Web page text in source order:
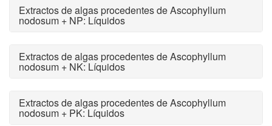
Extractos de algas procedentes de Ascophyllum
nodosum + NP: Líquidos
Extractos de algas procedentes de Ascophyllum
nodosum + NK: Líquidos
Extractos de algas procedentes de Ascophyllum
nodosum + PK: Líquidos